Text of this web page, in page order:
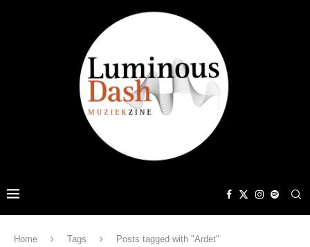
Home Tags Posts tagged with "Ardet"